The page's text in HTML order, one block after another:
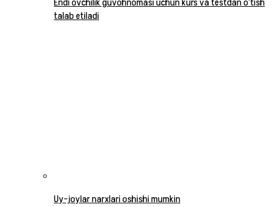
Endi ovchilik guvohnomasi uchun kurs va testdan o‘tish
talab etiladi
Uy-joylar narxlari oshishi mumkin